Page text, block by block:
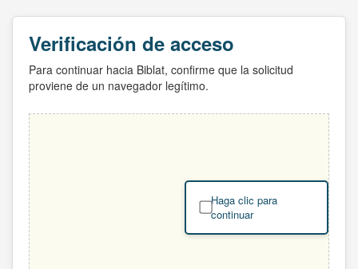
Verificación de acceso
Para continuar hacia Biblat, confirme que la solicitud
proviene de un navegador legítimo.
Haga clic para
continuar